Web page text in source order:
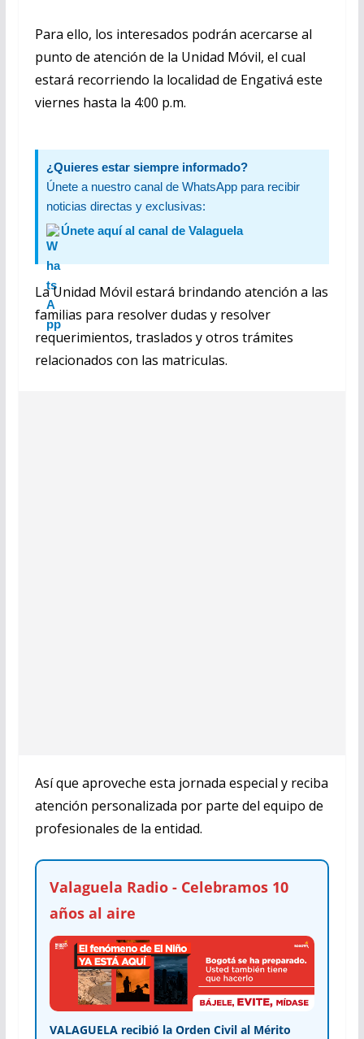
Para ello, los interesados podrán acercarse al
punto de atención de la Unidad Móvil, el cual
estará recorriendo la localidad de Engativá este
viernes hasta la 4:00 p.m.
¿Quieres estar siempre informado?
Únete a nuestro canal de WhatsApp para recibir
noticias directas y exclusivas:
Únete aquí al canal de Valaguela
La Unidad Móvil estará brindando atención a las
familias para resolver dudas y resolver
requerimientos, traslados y otros trámites
relacionados con las matriculas.
Así que aproveche esta jornada especial y reciba
atención personalizada por parte del equipo de
profesionales de la entidad.
Valaguela Radio - Celebramos 10
años al aire
VALAGUELA recibió la Orden Civil al Mérito